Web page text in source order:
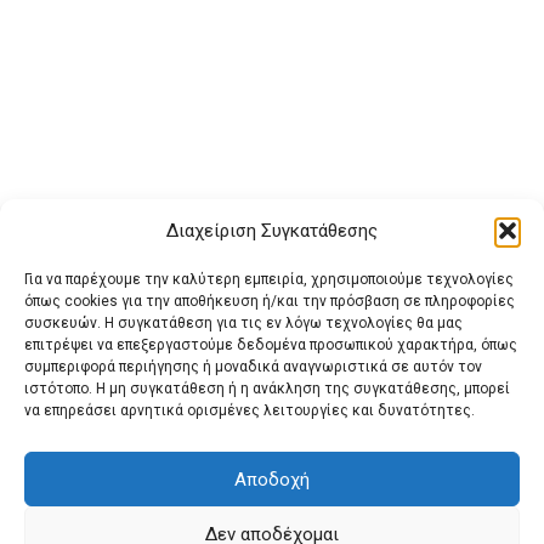
Διαχείριση Συγκατάθεσης
Για να παρέχουμε την καλύτερη εμπειρία, χρησιμοποιούμε τεχνολογίες
όπως cookies για την αποθήκευση ή/και την πρόσβαση σε πληροφορίες
συσκευών. Η συγκατάθεση για τις εν λόγω τεχνολογίες θα μας
επιτρέψει να επεξεργαστούμε δεδομένα προσωπικού χαρακτήρα, όπως
συμπεριφορά περιήγησης ή μοναδικά αναγνωριστικά σε αυτόν τον
ιστότοπο. Η μη συγκατάθεση ή η ανάκληση της συγκατάθεσης, μπορεί
να επηρεάσει αρνητικά ορισμένες λειτουργίες και δυνατότητες.
Αποδοχή
Δεν αποδέχομαι
Buy Adspace ΑΡΧΙΚΗ ΕΠΙΚΟΙΝΩΝΙΑ
ΟΡΟΙ ΧΡΗΣΗΣ